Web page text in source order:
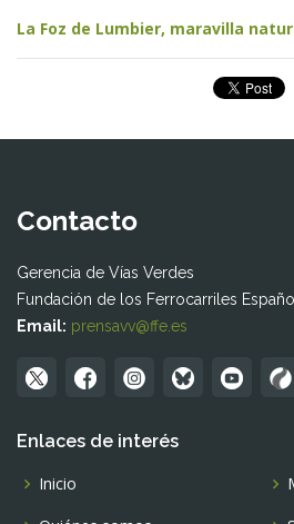
La Foz de Lumbier, maravilla
Contacto
Gerencia de Vías Verdes
Fundación de los Ferrocarriles
Email: prensavv@ffe.es
Enlaces de interés
Inicio